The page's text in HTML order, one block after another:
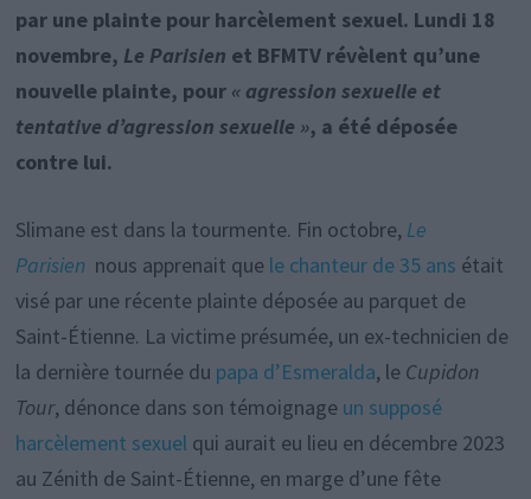
par une plainte pour harcèlement sexuel. Lundi 18
novembre, Le Parisien et BFMTV révèlent qu’une
nouvelle plainte, pour « agression sexuelle et
tentative d’agression sexuelle », a été déposée
contre lui.
Slimane est dans la tourmente. Fin octobre, Le
Parisiennous apprenait que le chanteur de 35 ans était
visé par une récente plainte déposée au parquet de
Saint-Étienne. La victime présumée, un ex-technicien de
la dernière tournée du papa d’Esmeralda, le Cupidon
Tour, dénonce dans son témoignage un supposé
harcèlement sexuelqui aurait eu lieu en décembre 2023
au Zénith de Saint-Étienne, en marge d’une fête